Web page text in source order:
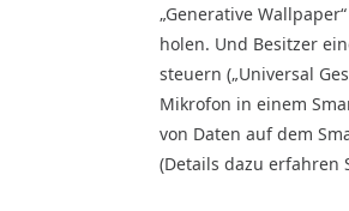
„Generative
holen. Und Besitzer
steuern („Universal
Mikrofon in einem
von Daten auf dem
(Details dazu erfahren